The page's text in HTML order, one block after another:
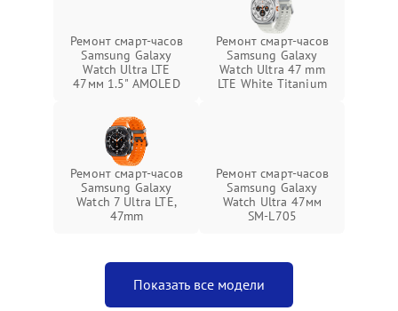
Ремонт смарт-часов
Samsung Galaxy
Watch Ultra LTE
47мм 1.5" AMOLED
Ремонт смарт-часов
Samsung Galaxy
Watch Ultra 47 mm
LTE White Titanium
Ремонт смарт-часов
Samsung Galaxy
Watch 7 Ultra LTE,
47mm
Ремонт смарт-часов
Samsung Galaxy
Watch Ultra 47мм
SM-L705
Показать все модели